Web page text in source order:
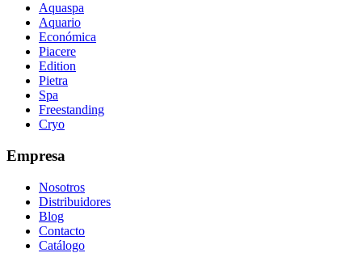
Aquaspa
Aquario
Económica
Piacere
Edition
Pietra
Spa
Freestanding
Cryo
Empresa
Nosotros
Distribuidores
Blog
Contacto
Catálogo